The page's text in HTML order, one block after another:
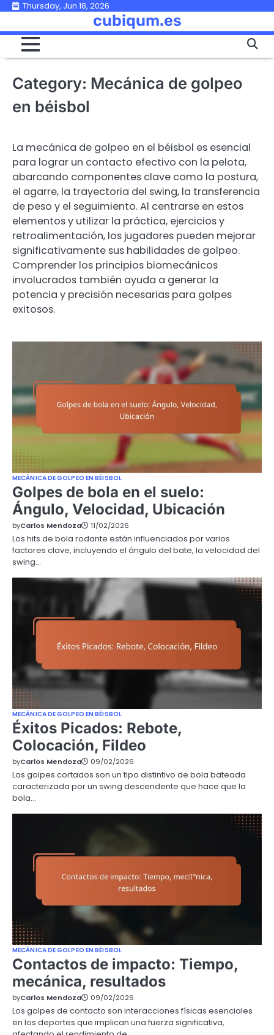
Skip
content
Thursday, Jun 18, 2026
cubiqum.es
Category: Mecánica de golpeo
en béisbol
La mecánica de golpeo en el béisbol es esencial
para lograr un contacto efectivo con la pelota,
abarcando componentes clave como la postura,
el agarre, la trayectoria del swing, la transferencia
de peso y el seguimiento. Al centrarse en estos
elementos y utilizar la práctica, ejercicios y
retroalimentación, los jugadores pueden mejorar
significativamente sus habilidades de golpeo.
Comprender los principios biomecánicos
involucrados también ayuda a generar la
potencia y precisión necesarias para golpes
exitosos.
MECÁNICA DE GOLPEO EN BÉISBOL
Golpes de bola en el suelo:
Ángulo, Velocidad, Ubicación
byCarlos Mendoza 11/02/2026
Los hits de bola rodante están influenciados por varios
factores clave, incluyendo el ángulo del bate, la velocidad del
swing…
MECÁNICA DE GOLPEO EN BÉISBOL
Éxitos Picados: Rebote,
Colocación, Fildeo
byCarlos Mendoza 09/02/2026
Los golpes cortados son un tipo distintivo de bola bateada
caracterizada por un swing descendente que hace que la
bola…
MECÁNICA DE GOLPEO EN BÉISBOL
Contactos de impacto: Tiempo,
mecánica, resultados
byCarlos Mendoza 09/02/2026
Los golpes de contacto son interacciones físicas esenciales
en los deportes que implican una fuerza significativa,